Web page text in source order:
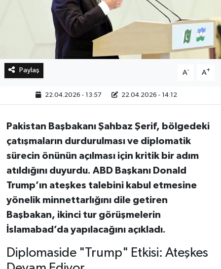
Paylaş A- A+
22.04.2026 - 13:57 22.04.2026 - 14:12
Pakistan Başbakanı Şahbaz Şerif, bölgedeki
çatışmaların durdurulması ve diplomatik
sürecin önünün açılması için kritik bir adım
atıldığını duyurdu. ABD Başkanı Donald
Trump’ın ateşkes talebini kabul etmesine
yönelik minnettarlığını dile getiren
Başbakan, ikinci tur görüşmelerin
İslamabad’da yapılacağını açıkladı.
Diplomaside "Trump" Etkisi: Ateşkes